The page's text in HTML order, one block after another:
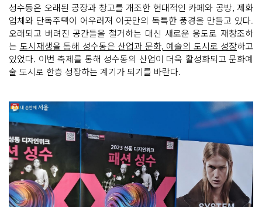
성수동은 오래된 공장과 창고를 개조한 현대적인 카페와 공방, 제화
업체와 단독주택이 어우러져 이곳만의 독특한 풍경을 만들고 있다.
오래되고 버려진 공간들을 철거하는 대신 새로운 용도로 재창조하
는 도시재생을 통해 성수동은 산업과 문화, 예술의 도시로 성장하고
있었다. 이번 축제를 통해 성수동의 산업이 더욱 활성화되고 문화예
술 도시로 한층 성장하는 계기가 되기를 바란다.